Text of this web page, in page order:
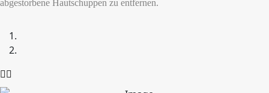
abgestorbene Hautschuppen zu entfernen.